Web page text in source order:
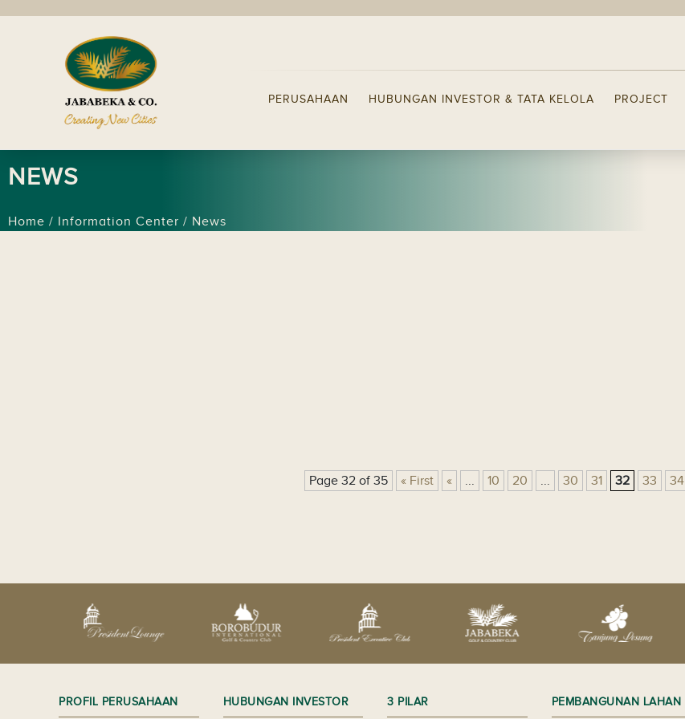
PERUSAHAAN HUBUNGAN INVESTOR & TATA KELOLA PROJECT
NEWS
Home / Information Center / News
Page 32 of 35 « First « ... 10 20 ... 30 31 32 33 34
PROFIL PERUSAHAAN HUBUNGAN INVESTOR 3 PILAR PEMBANGUNAN LAHAN